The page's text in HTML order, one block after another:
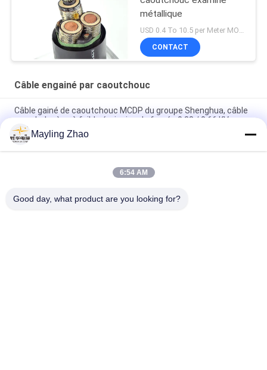
métallique
CONTACT
Câble engainé par caoutchouc
Câble gainé de caoutchouc MCDP du groupe Shenghua, câble
sans halogène à faible émission de fumée 0,38 / 0,66 KV
Câble gainé de caoutchouc à écran métallique de Shanghai
Shenghua Group, 0,66 / 1,14 KV, certification CE KEMA
Câble d'alimentation Shenghua à écran métallique et gaine en
Mayling Zhao
6:54 AM
Good day, what product are you looking for?